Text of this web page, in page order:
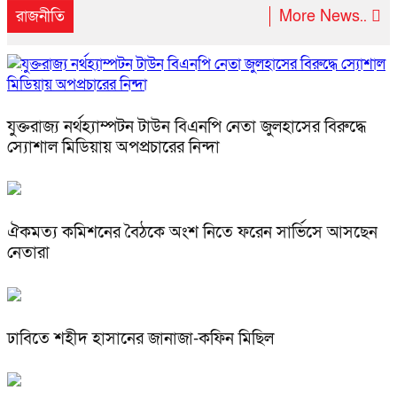
রাজনীতি More News..
যুক্তরাজ্য নর্থহ্যাম্পটন টাউন বিএনপি নেতা জুলহাসের বিরুদ্ধে
স্যোশাল মিডিয়ায় অপপ্রচারের নিন্দা
ঐকমত্য কমিশনের বৈঠকে অংশ নিতে ফরেন সার্ভিসে আসছেন
নেতারা
ঢাবিতে শহীদ হাসানের জানাজা-কফিন মিছিল